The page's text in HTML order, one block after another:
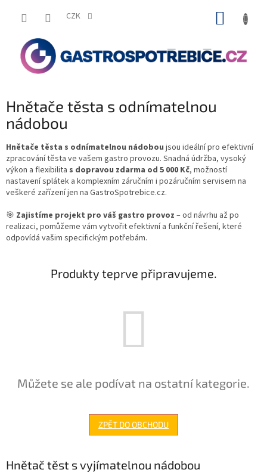
CZK
Hnětače těsta s odnímatelnou
nádobou
Hnětače těsta s odnímatelnou nádobou jsou ideální pro efektivní
zpracování těsta ve vašem gastro provozu. Snadná údržba, vysoký
výkon a flexibilita s dopravou zdarma od 5 000 Kč, možností
nastavení splátek a komplexním záručním i pozáručním servisem na
veškeré zařízení jen na GastroSpotrebice.cz.
🎯 Zajistíme projekt pro váš gastro provoz – od návrhu až po
realizaci, pomůžeme vám vytvořit efektivní a funkční řešení, které
odpovídá vašim specifickým potřebám.
Produkty teprve připravujeme.
Můžete se ale podívat na ostatní kategorie.
ZPĚT DO OBCHODU
Hnětač těst s vyjímatelnou nádobou